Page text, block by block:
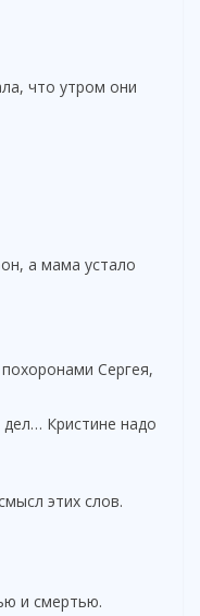
что утром они
а мама устало
Сергея,
Кристине надо
этих слов.
и смертью.